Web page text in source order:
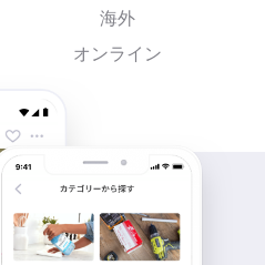
海外
オンライン